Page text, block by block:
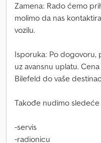
Zamena: Rado ćemo
molimo da nas
vozilu.
Isporuka: Po dogovoru,
uz avansnu uplatu.
Bilefeld do vaše
Takođe nudimo sledeće
-servis
-radionicu